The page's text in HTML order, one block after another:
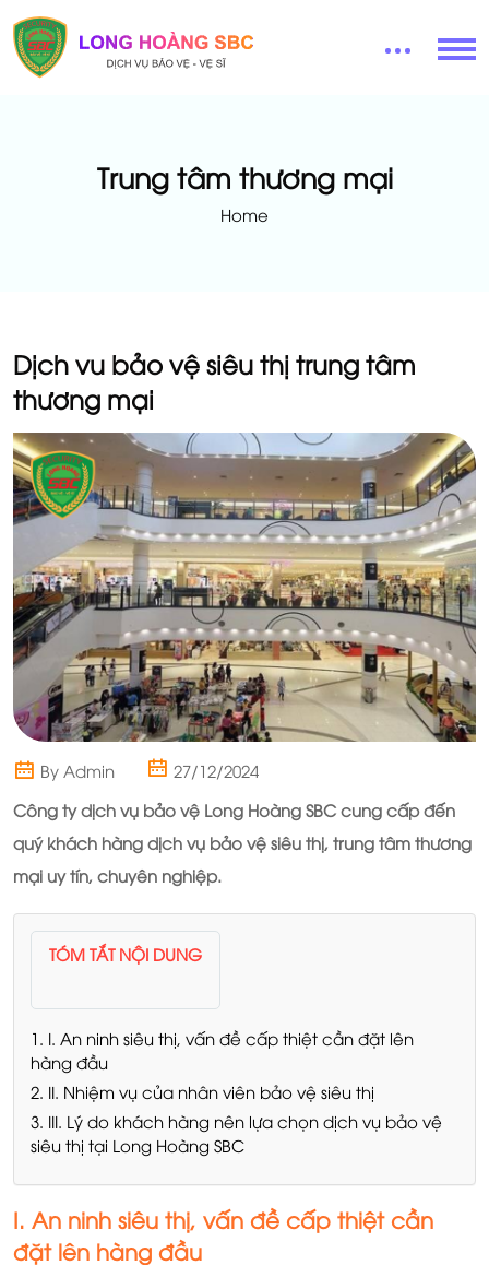
Trung tâm thương mại
Home
Dịch vu bảo vệ siêu thị trung tâm
thương mại
By Admin
27/12/2024
Công ty dịch vụ bảo vệ Long Hoàng SBC cung cấp đến
quý khách hàng dịch vụ bảo vệ siêu thị, trung tâm thương
mại uy tín, chuyên nghiệp.
TÓM TẮT NỘI DUNG
1. I. An ninh siêu thị, vấn đề cấp thiệt cần đặt lên
hàng đầu
2. II. Nhiệm vụ của nhân viên bảo vệ siêu thị
3. III. Lý do khách hàng nên lựa chọn dịch vụ bảo vệ
siêu thị tại Long Hoàng SBC
I. An ninh siêu thị, vấn đề cấp thiệt cần
đặt lên hàng đầu